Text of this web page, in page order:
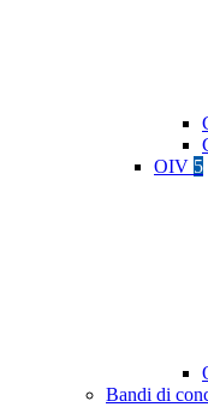
OIV 5
Bandi di